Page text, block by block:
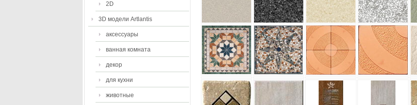
2D
3D модели Artlantis
аксессуары
ванная комната
декор
для кухни
животные